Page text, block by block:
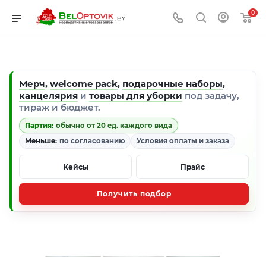
0
Мерч, welcome pack, подарочные наборы,
канцелярия и товары для уборки под задачу,
тираж и бюджет.
Партия: обычно от 20 ед. каждого вида
Меньше: по согласованию Условия оплаты и заказа
Кейсы Прайс
Получить подбор